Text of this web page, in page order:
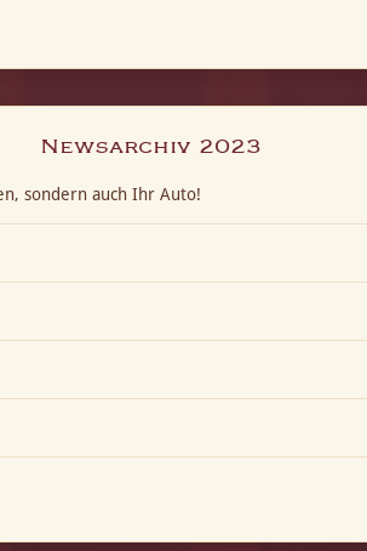
Newsarchiv 2023
sondern auch Ihr Auto!